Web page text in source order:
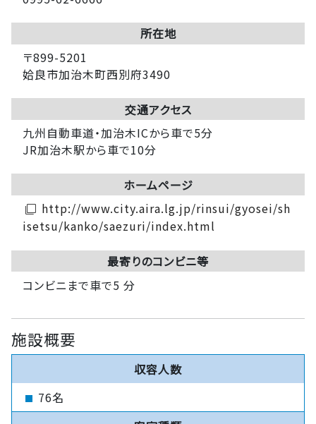
所在地
〒899-5201
姶良市加治木町西別府3490
交通アクセス
九州自動車道・加治木ICから車で5分
JR加治木駅から車で10分
ホームページ
filter_none http://www.city.aira.lg.jp/rinsui/gyosei/sh
isetsu/kanko/saezuri/index.html
最寄りのコンビニ等
コンビニまで車で5 分
施設概要
収容人数
76名